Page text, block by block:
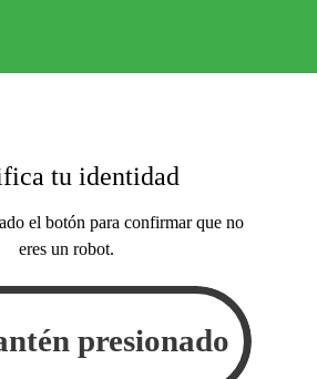
tu identidad
el botón para confirmar que no
eres un robot.